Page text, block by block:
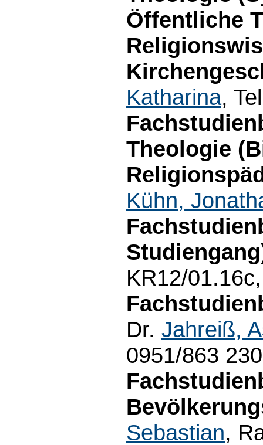
Öffentliche
Katharina,
Theologie
Kühn,
KR12/
Dr. Jahreiß,
0951/863
Sebastian,